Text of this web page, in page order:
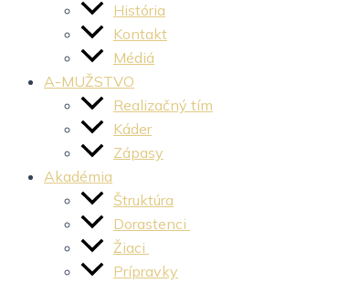
História
Kontakt
Médiá
A-MUŽSTVO
Realizačný tím
Káder
Zápasy
Akadémia
Štruktúra
Dorastenci
Žiaci
Prípravky